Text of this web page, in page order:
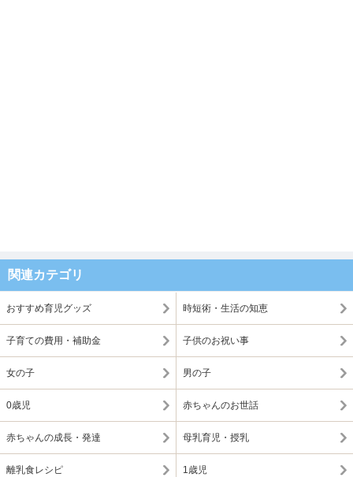
関連カテゴリ
おすすめ育児グッズ 時短術・生活の知恵
子育ての費用・補助金 子供のお祝い事
女の子 男の子
0歳児 赤ちゃんのお世話
赤ちゃんの成長・発達 母乳育児・授乳
離乳食レシピ 1歳児